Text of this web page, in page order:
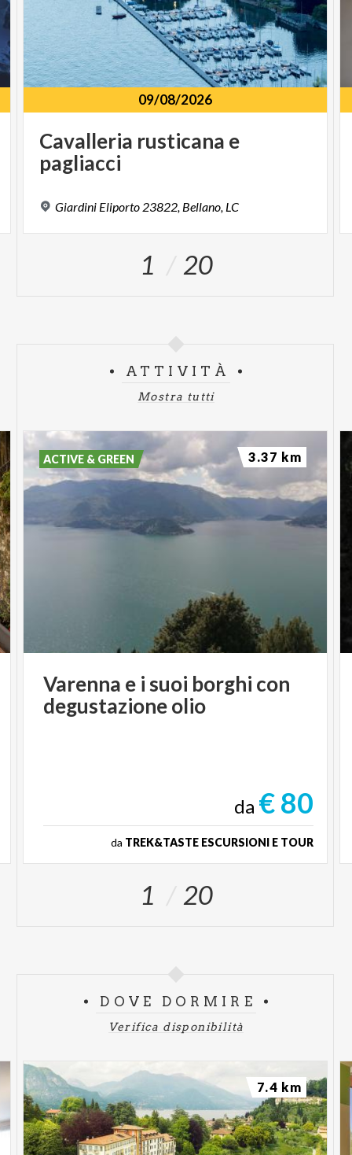
09/08/2026
Cavalleria rusticana e
pagliacci
Giardini Eliporto 23822, Bellano, LC
1 20
ATTIVITÀ
Mostra tutti
Varenna e i suoi borghi con
degustazioneolio
da € 80
da TREK&TASTE ESCURSIONI E TOUR
ACTIVE & GREEN 3.37 km
1 20
DOVE DORMIRE
Verifica disponibilità
7.4 km